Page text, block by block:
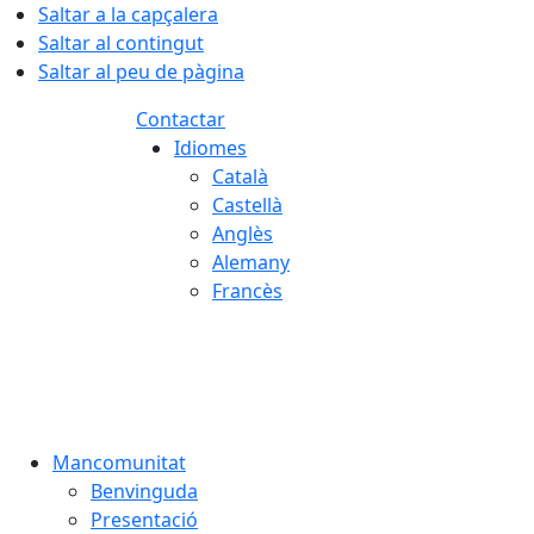
Saltar a la capçalera
Saltar al contingut
Saltar al peu de pàgina
Contactar
Idiomes
Català
Castellà
Anglès
Alemany
Francès
Mancomunitat
Benvinguda
Presentació